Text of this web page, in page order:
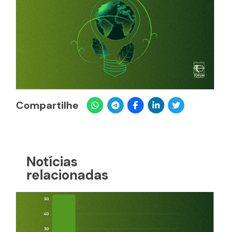
Compartilhe
Notícias
relacionadas